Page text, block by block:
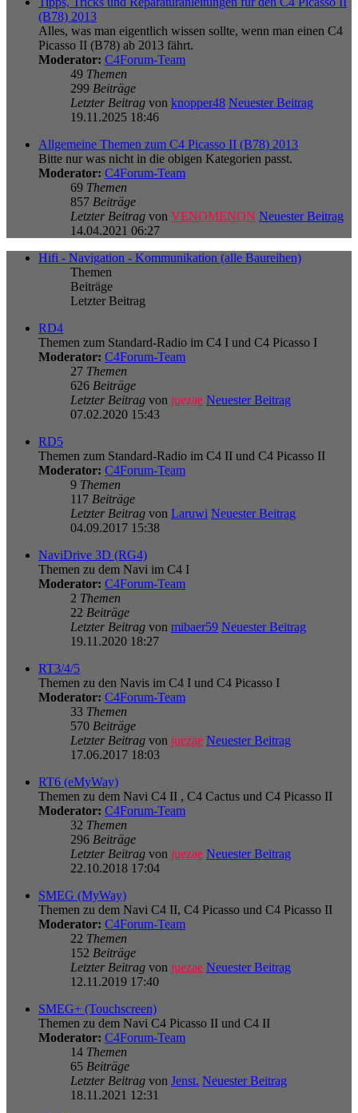
(B78) 2013
Alles, was man eigentlich wissen sollte, wenn man einen C4
Picasso II (B78) ab 2013 fährt.
Moderator: C4Forum-Team
49 Themen
299 Beiträge
Letzter Beitrag von knopper48 Neuester Beitrag
19.11.2025 18:46
Allgemeine Themen zum C4 Picasso II (B78) 2013
Bitte nur was nicht in die obigen Kategorien passt.
Moderator: C4Forum-Team
69 Themen
857 Beiträge
Letzter Beitrag von VENOMENON Neuester Beitrag
14.04.2021 06:27
Hifi - Navigation - Kommunikation (alle Baureihen)
Themen
Beiträge
Letzter Beitrag
RD4
Themen zum Standard-Radio im C4 I und C4 Picasso I
Moderator: C4Forum-Team
27 Themen
626 Beiträge
Letzter Beitrag von juezae Neuester Beitrag
07.02.2020 15:43
RD5
Themen zum Standard-Radio im C4 II und C4 Picasso II
Moderator: C4Forum-Team
9 Themen
117 Beiträge
Letzter Beitrag von Laruwi Neuester Beitrag
04.09.2017 15:38
NaviDrive 3D (RG4)
Themen zu dem Navi im C4 I
Moderator: C4Forum-Team
2 Themen
22 Beiträge
Letzter Beitrag von mibaer59 Neuester Beitrag
19.11.2020 18:27
RT3/4/5
Themen zu den Navis im C4 I und C4 Picasso I
Moderator: C4Forum-Team
33 Themen
570 Beiträge
Letzter Beitrag von juezae Neuester Beitrag
17.06.2017 18:03
RT6 (eMyWay)
Themen zu dem Navi C4 II , C4 Cactus und C4 Picasso II
Moderator: C4Forum-Team
32 Themen
296 Beiträge
Letzter Beitrag von juezae Neuester Beitrag
22.10.2018 17:04
SMEG (MyWay)
Themen zu dem Navi C4 II, C4 Picasso und C4 Picasso II
Moderator: C4Forum-Team
22 Themen
152 Beiträge
Letzter Beitrag von juezae Neuester Beitrag
12.11.2019 17:40
SMEG+ (Touchscreen)
Themen zu dem Navi C4 Picasso II und C4 II
Moderator: C4Forum-Team
14 Themen
65 Beiträge
Letzter Beitrag von Jenst. Neuester Beitrag
18.11.2021 12:31